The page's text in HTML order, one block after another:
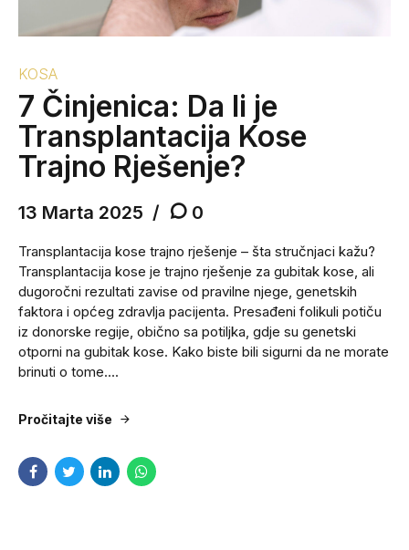
KOSA
7 Činjenica: Da li je
Transplantacija Kose
Trajno Rješenje?
13 Marta 2025 0
Transplantacija kose trajno rješenje – šta stručnjaci kažu?
Transplantacija kose je trajno rješenje za gubitak kose, ali
dugoročni rezultati zavise od pravilne njege, genetskih
faktora i općeg zdravlja pacijenta. Presađeni folikuli potiču
iz donorske regije, obično sa potiljka, gdje su genetski
otporni na gubitak kose. Kako biste bili sigurni da ne morate
brinuti o tome....
Pročitajte više